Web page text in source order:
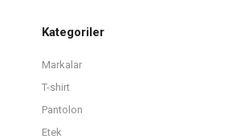
Kategoriler
Markalar
T-shirt
Pantolon
Etek